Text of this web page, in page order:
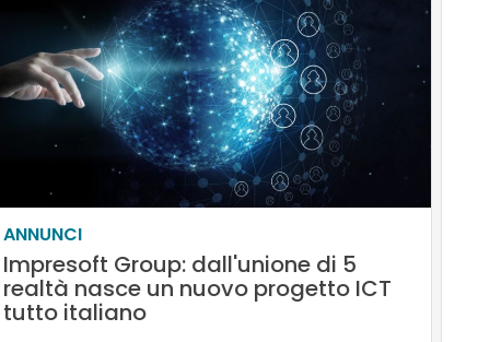
ANNUNCI
Impresoft Group: dall'unione di 5
realtà nasce un nuovo progetto ICT
tutto italiano